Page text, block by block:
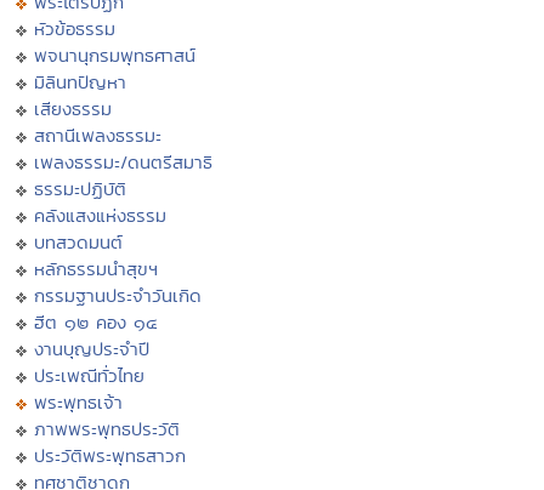
หัวข้อธรรม
พจนานุกรมพุทธศาสน์
มิลินทปัญหา
เสียงธรรม
สถานีเพลงธรรมะ
เพลงธรรมะ/ดนตรีสมาธิ
ธรรมะปฏิบัติ
คลังแสงแห่งธรรม
บทสวดมนต์
หลักธรรมนำสุขฯ
กรรมฐานประจำวันเกิด
ฮีต ๑๒ คอง ๑๔
งานบุญประจำปี
ประเพณีทั่วไทย
พระพุทธเจ้า
ภาพพระพุทธประวัติ
ประวัติพระพุทธสาวก
ทศชาติชาดก